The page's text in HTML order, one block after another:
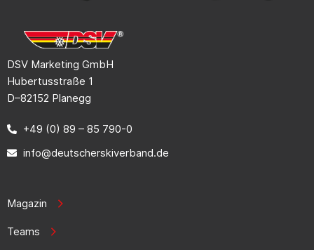
DSV Marketing GmbH
Hubertusstraße 1
D–82152 Planegg
+49 (0) 89 – 85 790-0
info@deutscherskiverband.de
Magazin
Teams